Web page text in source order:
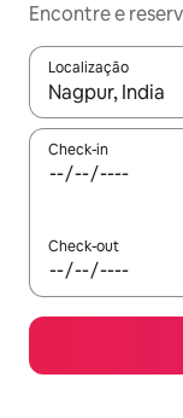
Encontre e
Localização
Quando os
Check-in
Check-out